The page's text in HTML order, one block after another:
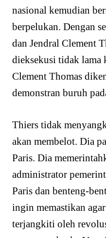
nasional kemudian
berpelukan. Dengan
dan Jendral Clement
dieksekusi tidak lama
Clement Thomas
demonstran buruh
Thiers tidak
akan membelot. Dia
Paris. Dia
administrator
Paris dan benteng-
ingin memastikan
terjangkiti oleh